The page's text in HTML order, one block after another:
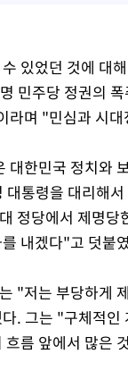
있었던 것에 대
민주당 정권의
라며 "민심과 시
대한민국 정치와
통령을 대리해
정당에서 제명
내겠다"고 덧붙
"저는 부당하게
. 그는 "구체적
름 앞에서 많은